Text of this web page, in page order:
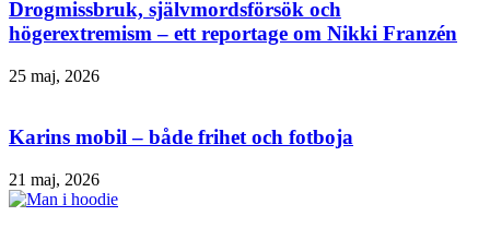
Drogmissbruk, självmordsförsök och
högerextremism – ett reportage om Nikki Franzén
25 maj, 2026
Karins mobil – både frihet och fotboja
21 maj, 2026